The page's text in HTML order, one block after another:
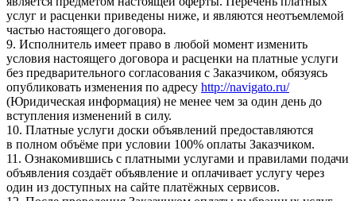
услуг и расценки приведены ниже, и являются неотъемлемой
частью настоящего договора.
9. Исполнитель имеет право в любой момент изменить
условия настоящего договора и расценки на платные услуги
без предварительного согласования с Заказчиком, обязуясь
опубликовать изменения по адресу http://navigato.ru/
(Юридическая информация) не менее чем за один день до
вступления изменений в силу.
10. Платные услуги доски объявлений предоставляются
в полном объёме при условии 100% оплаты Заказчиком.
11. Ознакомившись с платными услугами и правилами подачи
объявления создаёт объявление и оплачивает услугу через
один из доступных на сайте платёжных сервисов.